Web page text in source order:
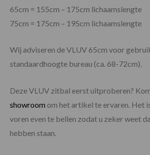
65cm = 155cm – 175cm lichaamslengte
75cm = 175cm – 195cm lichaamslengte
Wij adviseren de VLUV 65cm voor
standaardhoogte bureau (ca. 68-72cm).
Deze VLUV zitbal eerst uitproberen?
showroom om het artikel te ervaren. Het
voren even te bellen zodat u zeker weet
hebben staan.